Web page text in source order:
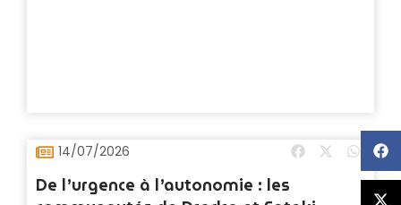
14/07/2026
De l’urgence à l’autonomie : les